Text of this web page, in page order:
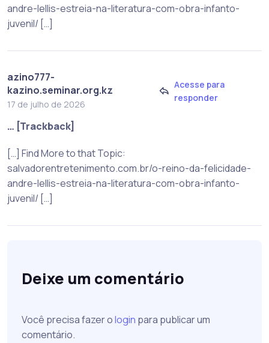
andre-lellis-estreia-na-literatura-com-obra-infanto-
juvenil/ […]
azino777-
kazino.seminar.org.kz
17 de julho de 2026
Acesse para
responder
… [Trackback]
[…] Find More to that Topic:
salvadorentretenimento.com.br/o-reino-da-felicidade-
andre-lellis-estreia-na-literatura-com-obra-infanto-
juvenil/ […]
Deixe um comentário
Você precisa fazer ologin para publicar um
comentário.